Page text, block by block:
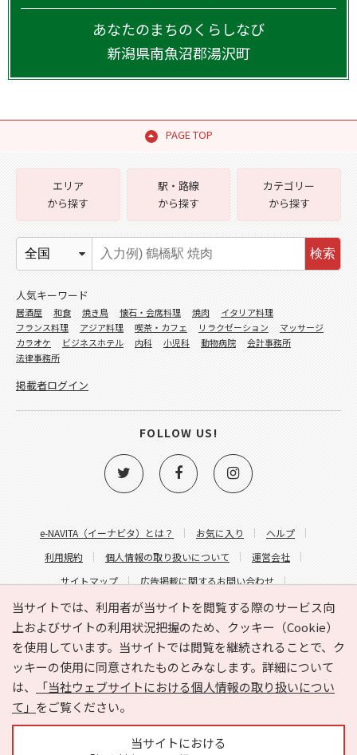
あなたのまちのくらしなび
新潟県南魚沼郡湯沢町
PAGE TOP
当サイトでは、利用者が当サイトを閲覧する際のサービス向
上およびサイトの利用状況把握のため、クッキー（Cookie）
を使用しています。当サイトでは閲覧を継続されることで、ク
ッキーの使用に同意されたものとみなします。詳細について
は、
「当社ウェブサイトにおける個人情報の取り扱いについ
て」 をご覧ください。
当サイトにおける
e-NAVITA（イーナビタ）とは？ お気に入り
ヘルプ
利用規約
個人情報の取り扱いについて
運営会社
サイトマップ
広告掲載に関するお問い合わせ
サイトの内容に関するお問い合わせ
エリア
から探す
駅・路線
から探す
カテゴリー
から探す
検索
人気キーワード
居酒屋 和食 焼き鳥 懐石・会席料理 焼肉
イタリア料理
フランス料理
アジア料理 喫茶・カフェ リラクゼーション
マッサージ
カラオケ
ビジネスホテル 内科 小児科 動物病院
会計事務所
法律事務所
掲載者ログイン
FOLLOW US!
Copyright © HYOJITO.Co.,Ltd. All Rights Reserved.